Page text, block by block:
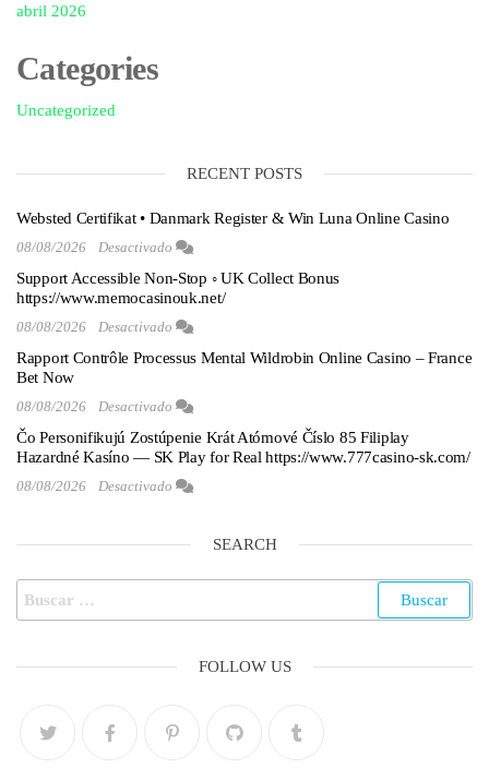
abril 2026
Categories
Uncategorized
RECENT POSTS
Websted Certifikat • Danmark Register & Win Luna Online Casino
08/08/2026 Desactivado
Support Accessible Non-Stop ◦ UK Collect Bonus
https://www.memocasinouk.net/
08/08/2026 Desactivado
Rapport Contrôle Processus Mental Wildrobin Online Casino – France
Bet Now
08/08/2026 Desactivado
Čo Personifikujú Zostúpenie Krát Atómové Číslo 85 Filiplay
Hazardné Kasíno — SK Play for Real https://www.777casino-sk.com/
08/08/2026 Desactivado
SEARCH
FOLLOW US